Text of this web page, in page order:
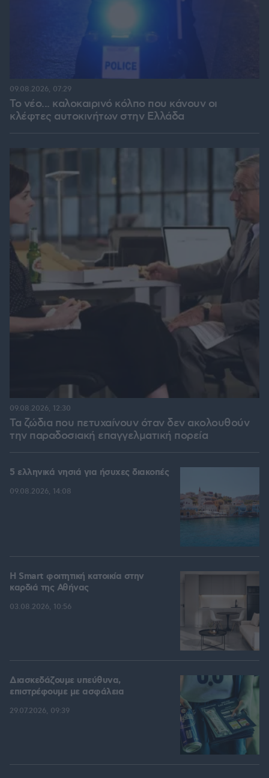
Το νέο... καλοκαιρινό κόλπο που κάνουν οι
κλέφτες αυτοκινήτων στην Ελλάδα
09.08.2026, 07:29
Τα ζώδια που πετυχαίνουν όταν δεν ακολουθούν
την παραδοσιακή επαγγελματική πορεία
09.08.2026, 12:30
5 ελληνικά νησιά για ήσυχες διακοπές
09.08.2026, 14:08
Η Smart φοιτητική κατοικία στην
καρδιά της Αθήνας
03.08.2026, 10:56
Διασκεδάζουμε υπεύθυνα,
επιστρέφουμε με ασφάλεια
29.07.2026, 09:39